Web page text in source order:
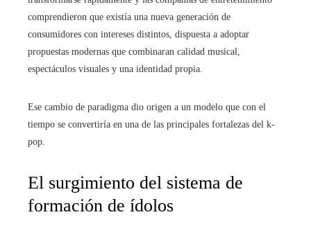
comprendieron que existía una nueva generación de
consumidores con intereses distintos, dispuesta a adoptar
propuestas modernas que combinaran calidad musical,
espectáculos visuales y una identidad propia.
Ese cambio de paradigma dio origen a un modelo que con el
tiempo se convertiría en una de las principales fortalezas del k-
pop.
El surgimiento del sistema de
formación de ídolos